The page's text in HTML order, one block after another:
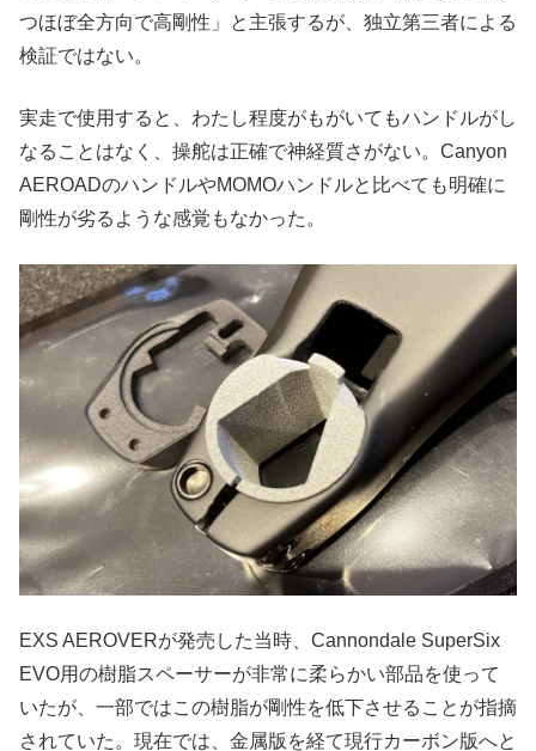
つほぼ全方向で高剛性」と主張するが、独立第三者による
検証ではない。
実走で使用すると、わたし程度がもがいてもハンドルがし
なることはなく、操舵は正確で神経質さがない。Canyon
AEROADのハンドルやMOMOハンドルと比べても明確に
剛性が劣るような感覚もなかった。
EXS AEROVERが発売した当時、Cannondale SuperSix
EVO用の樹脂スペーサーが非常に柔らかい部品を使って
いたが、一部ではこの樹脂が剛性を低下させることが指摘
されていた。現在では、金属版を経て現行カーボン版へと